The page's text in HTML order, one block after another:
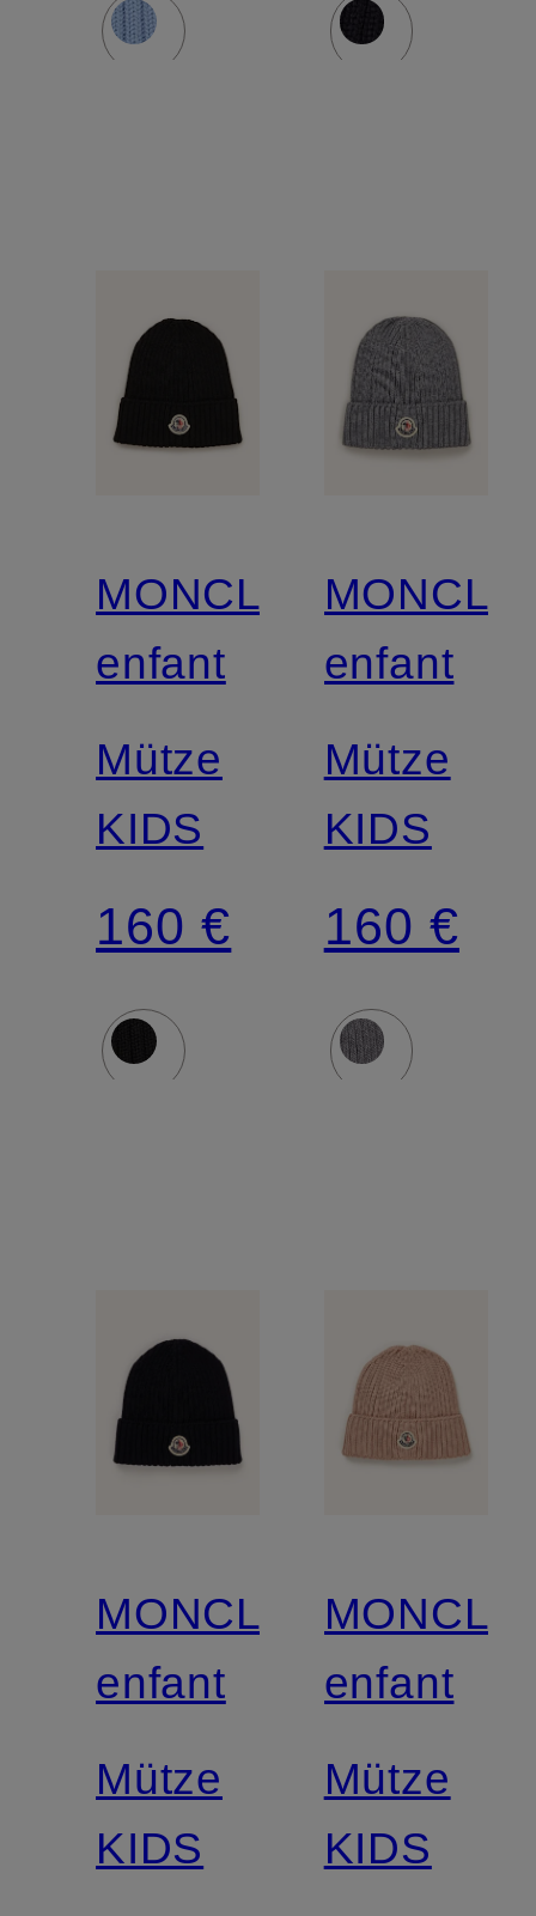
MONCLER
enfant
Mütze
KIDS
160 €
enfant
Mütze
KIDS
160 €
MONCLER
enfant
Mütze
KIDS
enfant
Mütze
KIDS